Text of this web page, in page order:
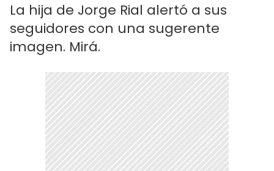
La hija de Jorge Rial alertó a sus
seguidores con una sugerente
imagen. Mirá.